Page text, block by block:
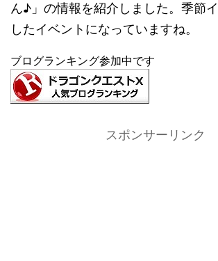
ん♪」の情報を紹介しました。季節
したイベントになっていますね。
ブログランキング参加中です
スポンサーリンク